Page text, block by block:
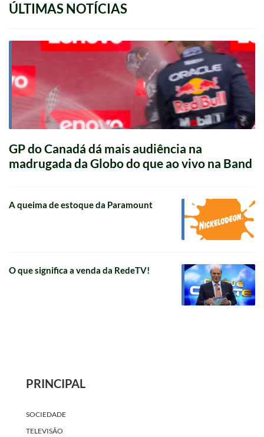
ÚLTIMAS NOTÍCIAS
GP do Canadá dá mais audiência na
madrugada da Globo do que ao vivo na Band
A queima de estoque da Paramount
O que significa a venda da RedeTV!
PRINCIPAL
SOCIEDADE
TELEVISÃO